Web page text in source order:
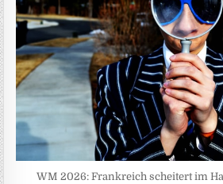
WM 2026: Frankreich scheitert im